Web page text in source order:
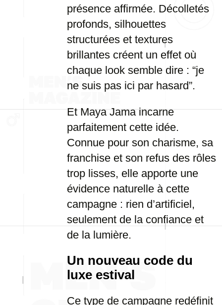
présence affirmée. Décolletés
profonds, silhouettes
structurées et textures
brillantes créent un effet où
chaque look semble dire : “je
ne suis pas ici par hasard”.
Et Maya Jama incarne
parfaitement cette idée.
Connue pour son charisme, sa
franchise et son refus des rôles
trop lisses, elle apporte une
évidence naturelle à cette
campagne : rien d’artificiel,
seulement de la confiance et
de la lumière.
Un nouveau code du
luxe estival
Ce type de campagne redéfinit